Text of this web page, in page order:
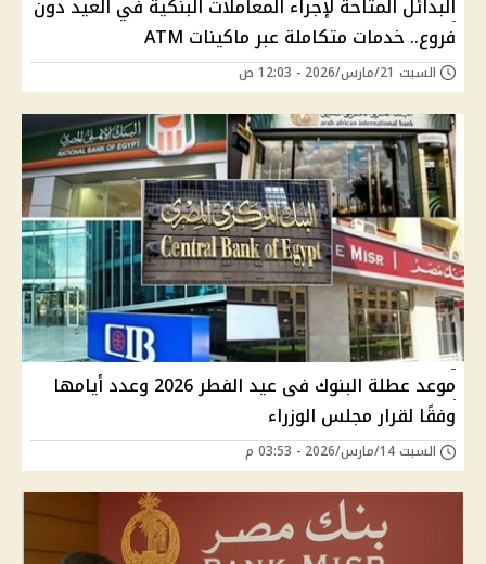
فروع.. خدمات متكاملة عبر ماكينات ATM
السبت 21/مارس/2026 - 12:03 ص
موعد عطلة البنوك فى عيد الفطر 2026 وعدد أيامها
وفقًا لقرار مجلس الوزراء
السبت 14/مارس/2026 - 03:53 م